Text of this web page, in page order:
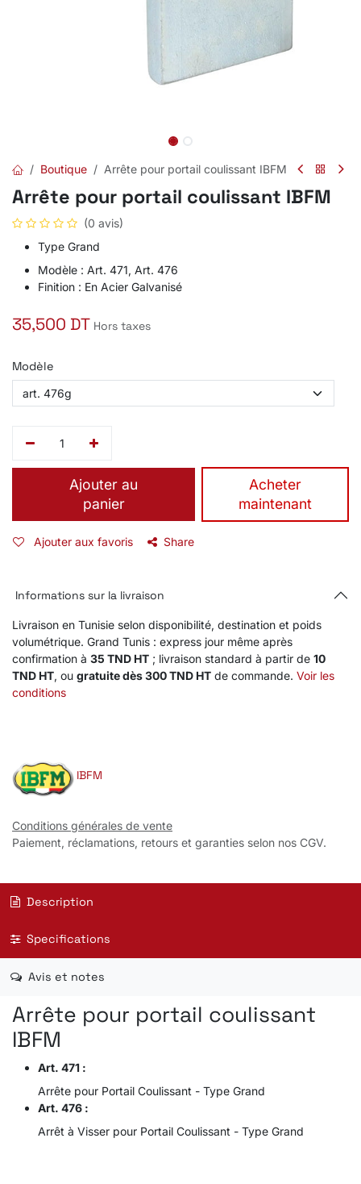
Boutique Arrête pour portail coulissant IBFM
Arrête pour portail coulissant IBFM
(0 avis)
Type Grand
Modèle : Art. 471, Art. 476
Finition : En Acier Galvanisé
35,500 DT Hors taxes
Modèle
Ajouter au
panier
​Acheter
maintenant
Ajouter aux favoris Share
Informations sur la livraison
Livraison en Tunisie selon disponibilité, destination et poids
volumétrique. Grand Tunis : express jour même après
confirmation à 35 TND HT ; livraison standard à partir de 10
TND HT, ou gratuite dès 300 TND HT de commande. Voir les
conditions
IBFM
Conditions générales de vente
Paiement, réclamations, retours et garanties selon nos CGV.
Description
Specifications
Avis et notes
Arrête pour portail coulissant
IBFM
Art. 471 :
Arrête pour Portail Coulissant - Type Grand
Art. 476 :
Arrêt à Visser pour Portail Coulissant - Type Grand